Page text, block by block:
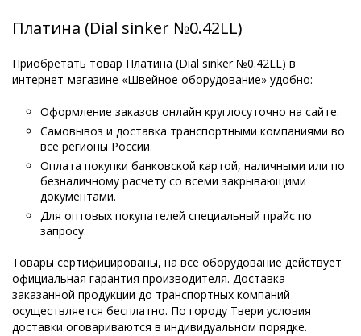
Платина (Dial sinker №0.42LL)
Приобретать товар Платина (Dial sinker №0.42LL) в
интернет-магазине «Швейное оборудование» удобно:
Оформление заказов онлайн круглосуточно на сайте.
Самовывоз и доставка транспортными компаниями во
все регионы России.
Оплата покупки банковской картой, наличными или по
безналичному расчету со всеми закрывающими
документами.
Для оптовых покупателей специальный прайс по
запросу.
Товары сертифицированы, на все оборудование действует
официальная гарантия производителя. Доставка
заказанной продукции до транспортных компаний
осуществляется бесплатно. По городу Твери условия
доставки оговариваются в индивидуальном порядке.